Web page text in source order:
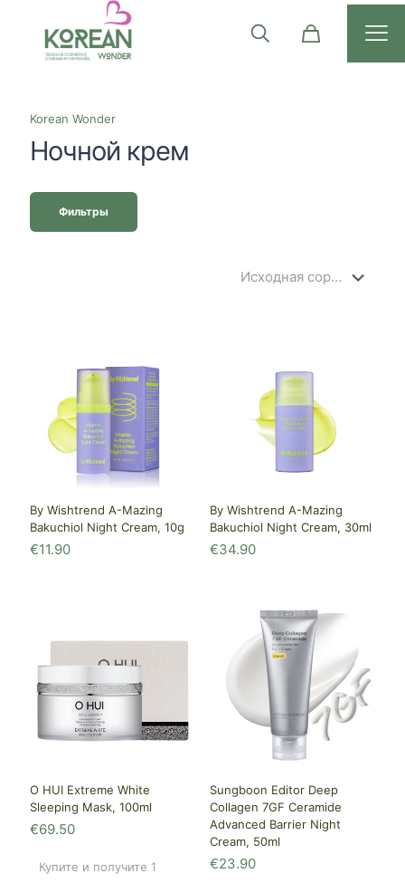
Korean Wonder
Ночной крем
Фильтры
By Wishtrend A-Mazing
Bakuchiol Night Cream, 10g
€11.90
By Wishtrend A-Mazing
Bakuchiol Night Cream, 30ml
€34.90
O HUI Extreme White
Sleeping Mask, 100ml
€69.50
Купите и получите 1
Sungboon Editor Deep
Collagen 7GF Ceramide
Advanced Barrier Night
Cream, 50ml
€23.90